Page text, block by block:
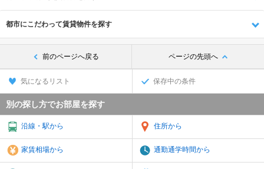
都市にこだわって賃貸物件を探す
前のページへ戻る ページの先頭へ
気になるリスト 保存中の条件
別の探し方でお部屋を探す
沿線・駅から 住所から
家賃相場から 通勤通学時間から